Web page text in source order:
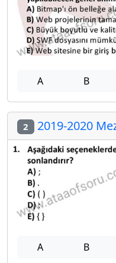
A B
2 2019-2020
A B